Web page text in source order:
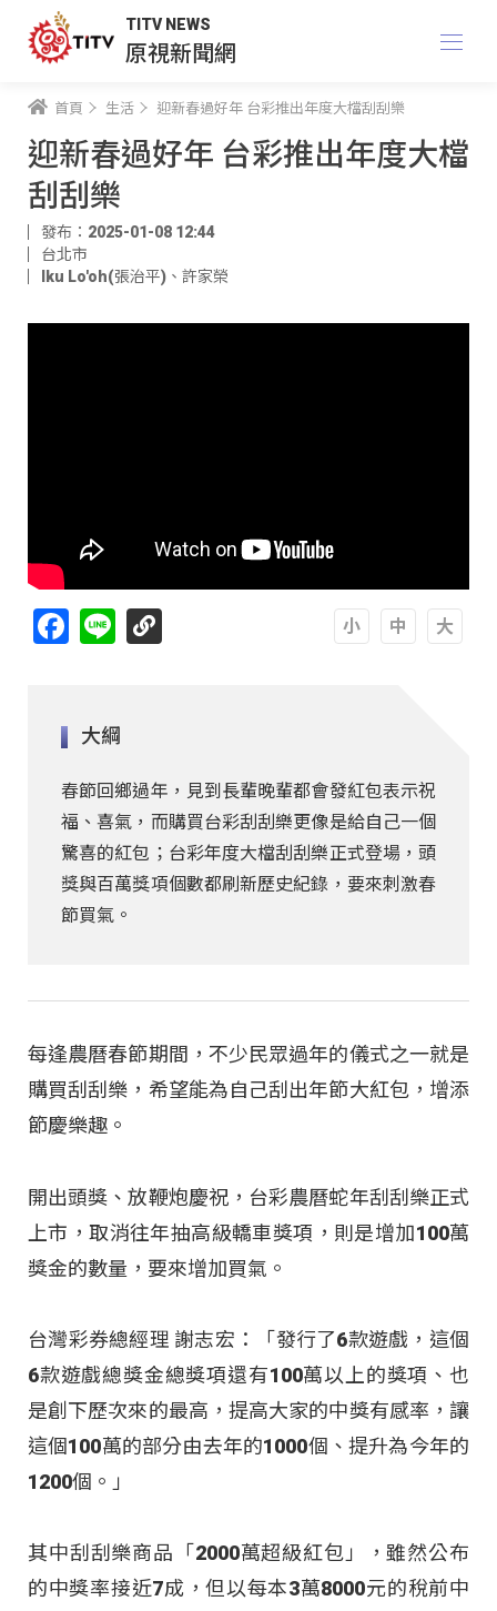
TITV NEWS
原視新聞網
首頁 生活 迎新春過好年 台彩推出年度大檔刮刮樂
迎新春過好年 台彩推出年度大檔
刮刮樂
發布：2025-01-08 12:44
台北市
Iku Lo'oh(張治平) 、 許家榮
Facebook
Line
大綱
春節回鄉過年，見到長輩晚輩都會發紅包表示祝
福、喜氣，而購買台彩刮刮樂更像是給自己一個
驚喜的紅包；台彩年度大檔刮刮樂正式登場，頭
獎與百萬獎項個數都刷新歷史紀錄，要來刺激春
節買氣。
每逢農曆春節期間，不少民眾過年的儀式之一就是
購買刮刮樂，希望能為自己刮出年節大紅包，增添
節慶樂趣。
開出頭獎、放鞭炮慶祝，台彩農曆蛇年刮刮樂正式
上市，取消往年抽高級轎車獎項，則是增加100萬
獎金的數量，要來增加買氣。
台灣彩券總經理 謝志宏：「發行了6款遊戲，這個
6款遊戲總獎金總獎項還有100萬以上的獎項、也
是創下歷次來的最高，提高大家的中獎有感率，讓
這個100萬的部分由去年的1000個、提升為今年的
1200個。」
其中刮刮樂商品「2000萬超級紅包」，雖然公布
的中獎率接近7成，但以每本3萬8000元的稅前中